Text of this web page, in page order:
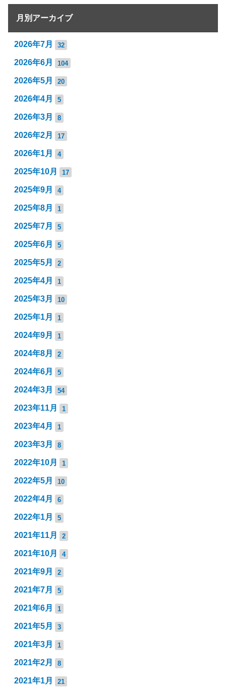
月別アーカイブ
2026年7月 32
2026年6月 104
2026年5月 20
2026年4月 5
2026年3月 8
2026年2月 17
2026年1月 4
2025年10月 17
2025年9月 4
2025年8月 1
2025年7月 5
2025年6月 5
2025年5月 2
2025年4月 1
2025年3月 10
2025年1月 1
2024年9月 1
2024年8月 2
2024年6月 5
2024年3月 54
2023年11月 1
2023年4月 1
2023年3月 8
2022年10月 1
2022年5月 10
2022年4月 6
2022年1月 5
2021年11月 2
2021年10月 4
2021年9月 2
2021年7月 5
2021年6月 1
2021年5月 3
2021年3月 1
2021年2月 8
2021年1月 21